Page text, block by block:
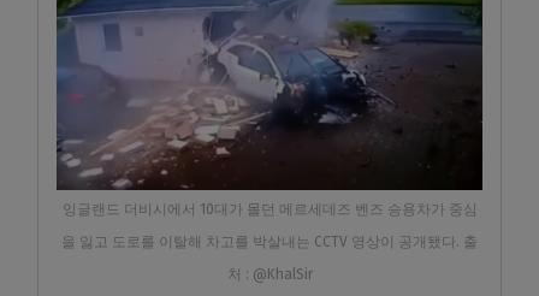
잉글랜드 더비시에서 10대가 몰던 메르세데즈 벤즈 승용차가 중심
을 잃고 도로를 이탈해 차고를 박살내는 CCTV 영상이 공개됐다. 출
처 : @KhalSir